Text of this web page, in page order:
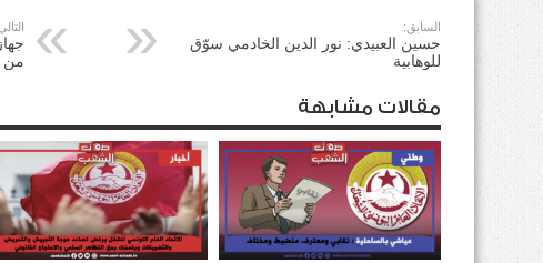
السابق:
حسين العبيدي: نور الدين الخادمي سوّق
للوهابية
من
مقالات مشابهة